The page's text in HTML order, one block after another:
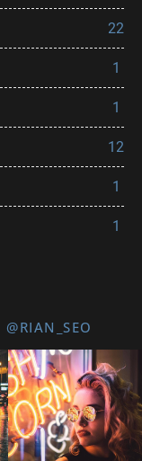
22
1
1
12
1
1
@RIAN_SEO